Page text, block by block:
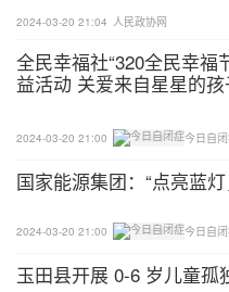
2024-03-20 21:04 人民政协网
全民幸福社“320全民幸福
益活动 关爱来自星星的
2024-03-20 21:00 今日自
国家能源集团：“点亮蓝
2024-03-20 21:00 今日自
玉田县开展 0-6 岁儿童